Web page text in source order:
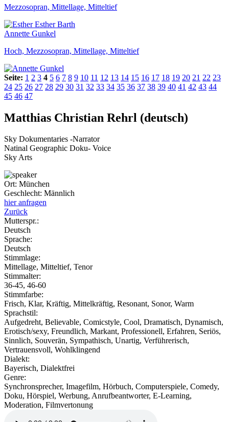
Mezzosopran, Mittellage, Mitteltief
Annette Gunkel
Hoch, Mezzosopran, Mittellage, Mitteltief
Seite: 1 2 3 4 5 6 7 8 9 10 11 12 13 14 15 16 17 18 19 20 21 22 23
24 25 26 27 28 29 30 31 32 33 34 35 36 37 38 39 40 41 42 43 44
45 46 47
Matthias Christian Rehrl (deutsch)
Sky Dokumentaries -Narrator
Natinal Geographic Doku- Voice
Sky Arts
Ort: München
Geschlecht: Männlich
hier anfragen
Zurück
Mutterspr.:
Deutsch
Sprache:
Deutsch
Stimmlage:
Mittellage, Mitteltief, Tenor
Stimmalter:
36-45, 46-60
Stimmfarbe:
Frisch, Klar, Kräftig, Mittelkräftig, Resonant, Sonor, Warm
Sprachstil:
Aufgedreht, Believable, Comicstyle, Cool, Dramatisch, Dynamisch,
Erotisch/sexy, Freundlich, Markant, Professionell, Erfahren, Seriös,
Sinnlich, Souverän, Sympathisch, Unartig, Verführerisch,
Vertrauensvoll, Wohlklingend
Dialekt:
Bayerisch, Dialektfrei
Genre:
Synchronsprecher, Imagefilm, Hörbuch, Computerspiele, Comedy,
Doku, Hörspiel, Werbung, Anrufbeantworter, E-Learning,
Moderation, Filmvertonung